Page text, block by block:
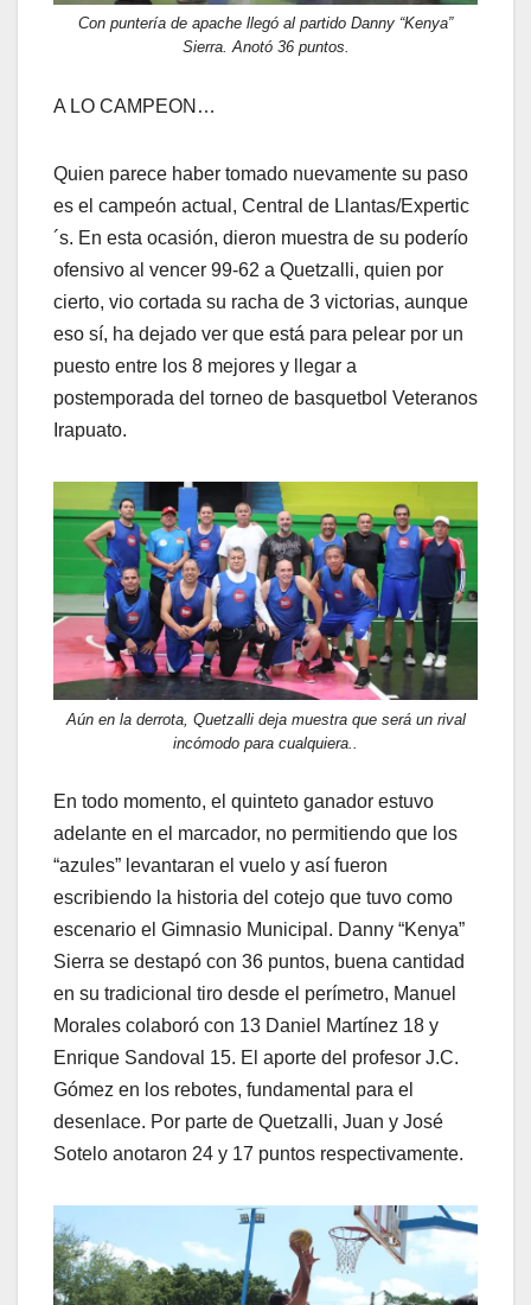
Con puntería de apache llegó al partido Danny “Kenya”
Sierra. Anotó 36 puntos.
A LO CAMPEON…
Quien parece haber tomado nuevamente su paso
es el campeón actual, Central de Llantas/Expertic
´s. En esta ocasión, dieron muestra de su poderío
ofensivo al vencer 99-62 a Quetzalli, quien por
cierto, vio cortada su racha de 3 victorias, aunque
eso sí, ha dejado ver que está para pelear por un
puesto entre los 8 mejores y llegar a
postemporada del torneo de basquetbol Veteranos
Irapuato.
Aún en la derrota, Quetzalli deja muestra que será un rival
incómodo para cualquiera..
En todo momento, el quinteto ganador estuvo
adelante en el marcador, no permitiendo que los
“azules” levantaran el vuelo y así fueron
escribiendo la historia del cotejo que tuvo como
escenario el Gimnasio Municipal. Danny “Kenya”
Sierra se destapó con 36 puntos, buena cantidad
en su tradicional tiro desde el perímetro, Manuel
Morales colaboró con 13 Daniel Martínez 18 y
Enrique Sandoval 15. El aporte del profesor J.C.
Gómez en los rebotes, fundamental para el
desenlace. Por parte de Quetzalli, Juan y José
Sotelo anotaron 24 y 17 puntos respectivamente.